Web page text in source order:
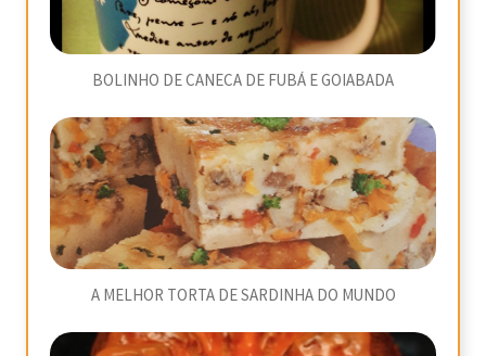
BOLINHO DE CANECA DE FUBÁ E GOIABADA
A MELHOR TORTA DE SARDINHA DO MUNDO